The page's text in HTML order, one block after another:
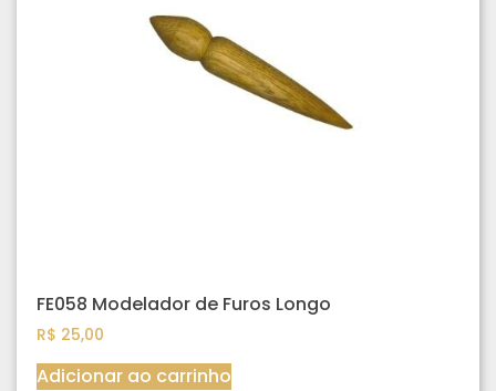
FE058 Modelador de Furos Longo
R$ 25,00
Adicionar ao carrinho